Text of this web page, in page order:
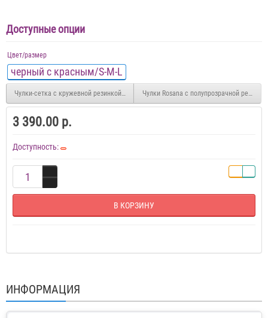
Доступные опции
Цвет/размер
черный с красным/S-M-L
Чулки-сетка с кружевной резинкой без силиконовых полос
Чулки Rosana с полупрозрачной
3 390.00 р.
Доступность:
В КОРЗИНУ
ИНФОРМАЦИЯ